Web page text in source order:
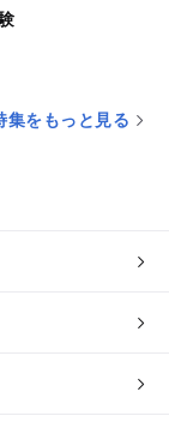
集をもっと見る